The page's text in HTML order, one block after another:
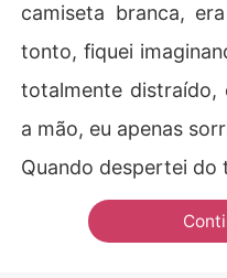
camiseta branca,
tonto, fiquei
totalmente distraído,
a mão, eu apenas
Quando despertei do